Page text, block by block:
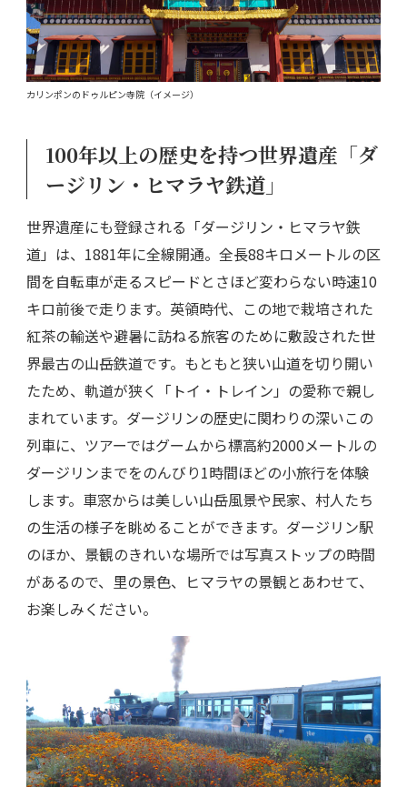
カリンポンのドゥルピン寺院（イメージ）
100年以上の歴史を持つ世界遺産「ダ
ージリン・ヒマラヤ鉄道」
世界遺産にも登録される「ダージリン・ヒマラヤ鉄
道」は、1881年に全線開通。全長88キロメートルの区
間を自転車が走るスピードとさほど変わらない時速10
キロ前後で走ります。英領時代、この地で栽培された
紅茶の輸送や避暑に訪ねる旅客のために敷設された世
界最古の山岳鉄道です。もともと狭い山道を切り開い
たため、軌道が狭く「トイ・トレイン」の愛称で親し
まれています。ダージリンの歴史に関わりの深いこの
列車に、ツアーではグームから標高約2000メートルの
ダージリンまでをのんびり1時間ほどの小旅行を体験
します。車窓からは美しい山岳風景や民家、村人たち
の生活の様子を眺めることができます。ダージリン駅
のほか、景観のきれいな場所では写真ストップの時間
があるので、里の景色、ヒマラヤの景観とあわせて、
お楽しみください。